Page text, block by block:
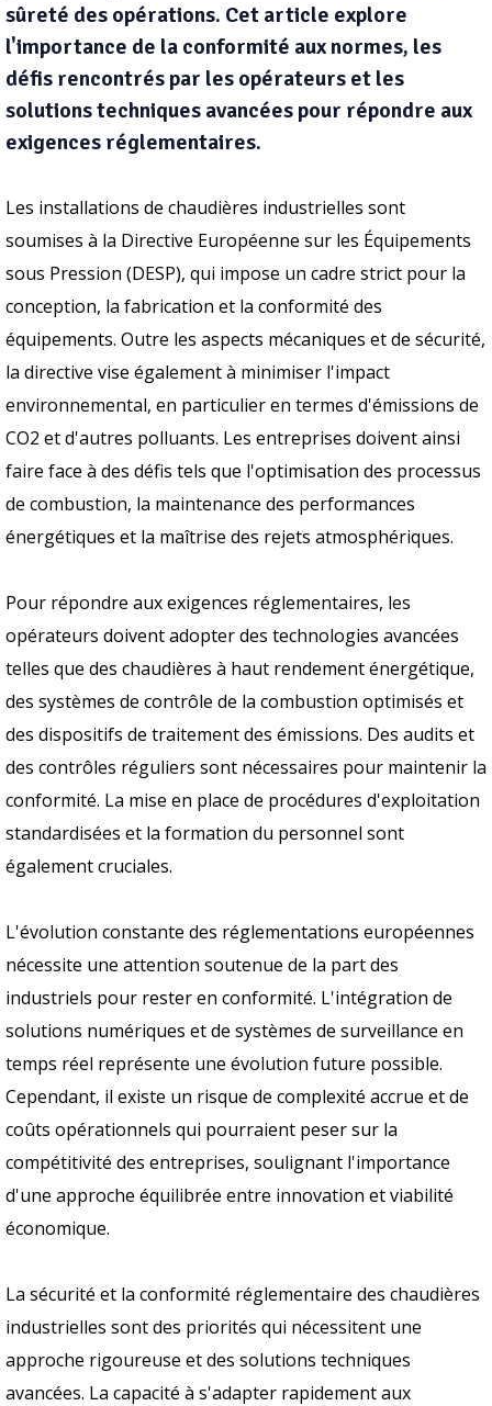
sûreté des opérations. Cet article explore
l'importance de la conformité aux normes, les
défis rencontrés par les opérateurs et les
solutions techniques avancées pour répondre aux
exigences réglementaires.
Les installations de chaudières industrielles sont
soumises à la Directive Européenne sur les Équipements
sous Pression (DESP), qui impose un cadre strict pour la
conception, la fabrication et la conformité des
équipements. Outre les aspects mécaniques et de sécurité,
la directive vise également à minimiser l'impact
environnemental, en particulier en termes d'émissions de
CO2 et d'autres polluants. Les entreprises doivent ainsi
faire face à des défis tels que l'optimisation des processus
de combustion, la maintenance des performances
énergétiques et la maîtrise des rejets atmosphériques.
Pour répondre aux exigences réglementaires, les
opérateurs doivent adopter des technologies avancées
telles que des chaudières à haut rendement énergétique,
des systèmes de contrôle de la combustion optimisés et
des dispositifs de traitement des émissions. Des audits et
des contrôles réguliers sont nécessaires pour maintenir la
conformité. La mise en place de procédures d'exploitation
standardisées et la formation du personnel sont
également cruciales.
L'évolution constante des réglementations européennes
nécessite une attention soutenue de la part des
industriels pour rester en conformité. L'intégration de
solutions numériques et de systèmes de surveillance en
temps réel représente une évolution future possible.
Cependant, il existe un risque de complexité accrue et de
coûts opérationnels qui pourraient peser sur la
compétitivité des entreprises, soulignant l'importance
d'une approche équilibrée entre innovation et viabilité
économique.
La sécurité et la conformité réglementaire des chaudières
industrielles sont des priorités qui nécessitent une
approche rigoureuse et des solutions techniques
avancées. La capacité à s'adapter rapidement aux